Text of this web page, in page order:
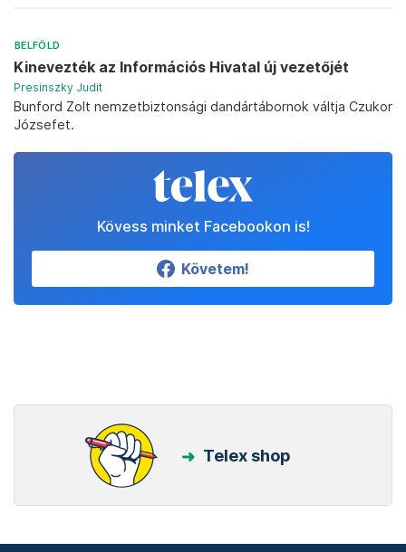
BELFÖLD
Kinevezték az Információs Hivatal új vezetőjét
Presinszky Judit
Bunford Zolt nemzetbiztonsági dandártábornok váltja Czukor
Józsefet.
Kövess minket Facebookon is!
Követem!
Telex shop